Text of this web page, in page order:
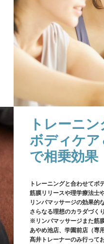
トレーニ
ボディケ
で相乗効果
トレーニングと合わせてボ
筋膜リリースや理学療法士
リンパマッサージの効果的
さらなる理想のカラダづく
※リンパマッサージまた筋
あやめ池店、学園前店（専
髙井トレーナーのみ行って